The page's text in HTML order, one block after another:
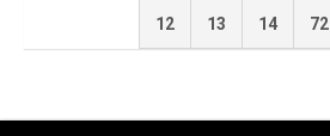
12 13 14 72